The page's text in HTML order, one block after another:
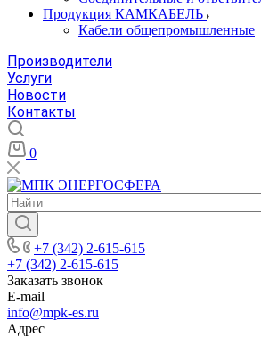
Продукция КАМКАБЕЛЬ
Кабели общепромышленные
Производители
Услуги
Новости
Контакты
0
+7 (342) 2-615-615
+7 (342) 2-615-615
Заказать звонок
E-mail
info@mpk-es.ru
Адрес